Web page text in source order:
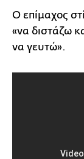
Ο επίμαχος
«να διστάζω
να γευτώ».